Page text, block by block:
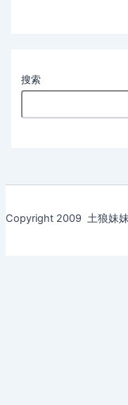
搜索
Copyright 2009 土狼妹